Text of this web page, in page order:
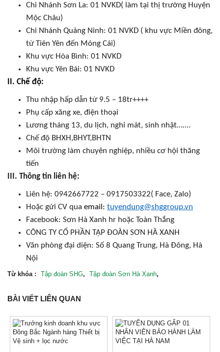
Chi Nhánh Sơn La: 01 NVKD( làm tại thị trường Huyện
Mộc Châu)
Chi Nhánh Quảng Ninh: 01 NVKD ( khu vực Miền đông,
từ Tiên Yên đến Móng Cái)
Khu vực Hòa Bình: 01 NVKD
Khu vực Yên Bái: 01 NVKD
II. Chế độ:
Thu nhập hấp dẫn từ 9.5 – 18tr++++
Phụ cấp xăng xe, điện thoại
Lương tháng 13, du lịch, nghỉ mát, sinh nhật…….
Chế độ BHXH,BHYT,BHTN
Môi trường làm chuyên nghiệp, nhiều cơ hội thăng
tiến
III. Thông tin liên hệ:
Liên hệ: 0942667722 – 0917503322( Face, Zalo)
Hoặc gửi CV qua email: tuyendung@shggroup.vn
Facebook: Sơn Hà Xanh hr hoặc Toàn Thắng
CÔNG TY CỔ PHẦN TẬP ĐOÀN SƠN HÀ XANH
Văn phòng đại diện: Số 8 Quang Trung, Hà Đông, Hà
Nội
Từ khóa : Tập đoàn SHG, Tập đoàn Sơn Hà Xanh,
BÀI VIẾT LIÊN QUAN